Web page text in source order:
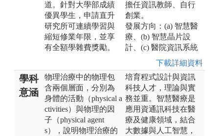
道。針對大學部成績
優異學生，申請直升
研究所可連續學習與
縮短修業年限，並享
有全額學雜費獎勵。
擔任資訊教師、自行
創業。
發展方向：(a) 智慧醫
療、(b) 智慧晶片設
計、(c) 醫院資訊系統
下載詳細資料
學科
意涵
物理治療中的物理包
含兩個層面，分別為
身體的活動（physical a
ctivities）與物理的因
子（physical agent
s），說明物理治療的
培育程式設計與資訊
科技人才，理論與實
務並重。智慧醫療是
應用資通訊科技在醫
療及健康領域，結合
大數據與人工智慧，